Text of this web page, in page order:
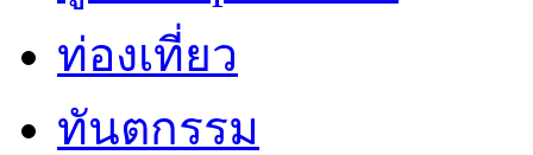
ท่องเที่ยว
ทันตกรรม